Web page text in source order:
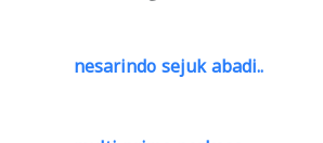
nesarindo sejuk abadi..